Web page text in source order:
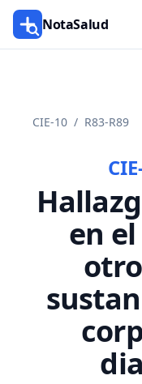
NotaSalud
CIE-10 / R83-R89
en